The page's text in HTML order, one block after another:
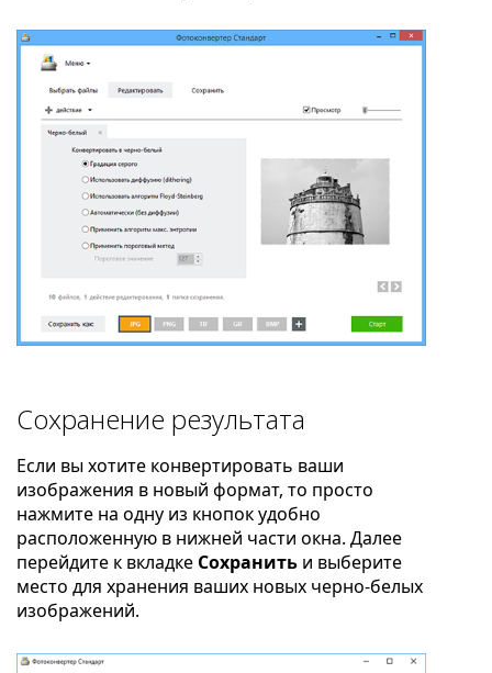
Сохранение результата
Если вы хотите конвертировать ваши
изображения в новый формат, то просто
нажмите на одну из кнопок удобно
расположенную в нижней части окна. Далее
перейдите к вкладке Сохранить и выберите
место для хранения ваших новых черно-белых
изображений.